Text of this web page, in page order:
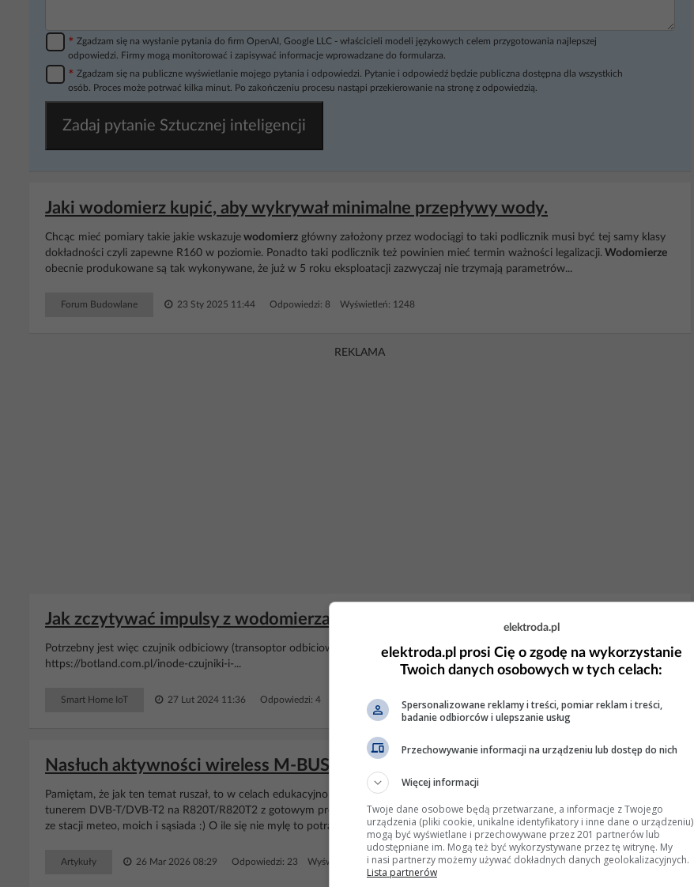
* Zgadzam się na wysłanie pytania do firm OpenAI, Google LLC - właścicieli modeli językowych celem przygotowania najlepszej
odpowiedzi. Firmy mogą monitorować i zapisywać informacje wprowadzane do formularza.
* Zgadzam się na publiczne wyświetlanie mojego pytania i odpowiedzi. Pytanie i odpowiedź będzie publiczna dostępna dla wszystkich
osób. Proces może potrwać kilka minut. Po zakończeniu procesu nastąpi przekierowanie na stronę z odpowiedzią.
Zadaj pytanie Sztucznej inteligencji
Jaki wodomierz kupić, aby wykrywał minimalne przepływy wody.
Chcąc mieć pomiary takie jakie wskazuje wodomierz główny założony przez wodociągi to taki podlicznik musi być tej samy klasy
dokładności czyli zapewne R160 w poziomie. Ponadto taki podlicznik też powinien mieć termin ważności legalizacji. Wodomierze
obecnie produkowane są tak wykonywane, że już w 5 roku eksploatacji zazwyczaj nie trzymają parametrów...
Forum Budowlane 23 Sty 2025 11:44 Odpowiedzi: 8 Wyświetleń: 1248
REKLAMA
Jak zczytywać impulsy z wodomierza Apator JS 4 bez modułu AT-MBUS-NE-02?
Potrzebny jest więc czujnik odbiciowy (transoptor odbiciowy) a nie czujnik Halla. Zobacz też coś takiego
https://botland.com.pl/inode-czujniki-i-...
Smart Home IoT 27 Lut 2024 11:36 Odpowiedzi: 4 Wyświetleń: 2721
Nasłuch aktywności wireless M-BUS w okolicy
Pamiętam, że jak ten temat ruszał, to w celach edukacyjno - testowych wykorzystałem mojego laptopa z podpiętym przez USB
tunerem DVB-T/DVB-T2 na R820T/R820T2 z gotowym programem o nazwie RTL_433 (w załączniku) . Ładnie on dekoduje dane
ze stacji meteo, moich i sąsiada :) O ile się nie mylę to potrafi też dekodować dane o ciśnieniu i temp. opon (bez...
Artykuły 26 Mar 2026 08:29 Odpowiedzi: 23 Wyświetleń: 2442
elektroda.pl
elektroda.pl prosi Cię o zgodę na wykorzystanie
Twoich danych osobowych w tych celach:
Spersonalizowane reklamy i treści, pomiar reklam i treści,
badanie odbiorców i ulepszanie usług
Przechowywanie informacji na urządzeniu lub dostęp do nich
Więcej informacji
Twoje dane osobowe będą przetwarzane, a informacje z Twojego
urządzenia (pliki cookie, unikalne identyfikatory i inne dane o urządzeniu)
mogą być wyświetlane i przechowywane przez 201 partnerów lub
udostępniane im. Mogą też być wykorzystywane przez tę witrynę. My
i nasi partnerzy możemy używać dokładnych danych geolokalizacyjnych.
Lista partnerów